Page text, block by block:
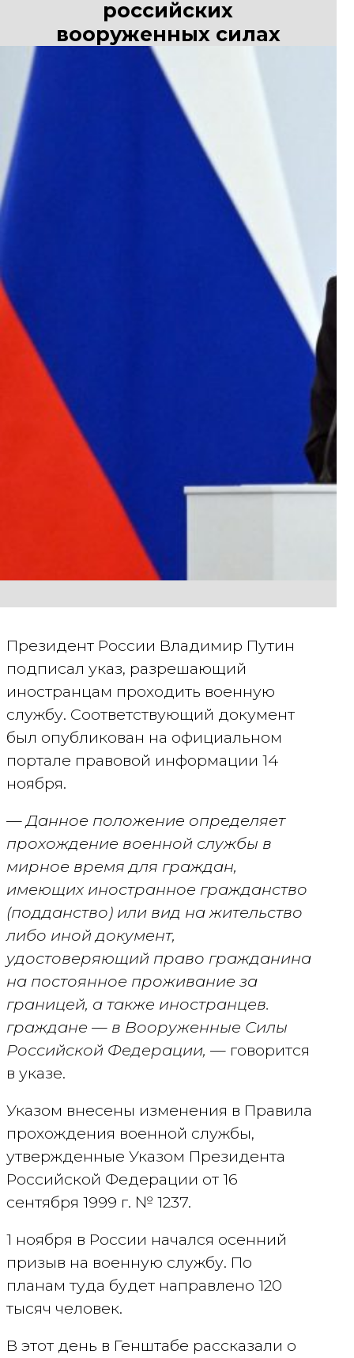
российских
вооруженных силах
Президент России Владимир Путин
подписал указ, разрешающий
иностранцам проходить военную
службу. Соответствующий документ
был опубликован на официальном
портале правовой информации 14
ноября.
— Данное положение определяет
прохождение военной службы в
мирное время для граждан,
имеющих иностранное гражданство
(подданство) или вид на жительство
либо иной документ,
удостоверяющий право гражданина
на постоянное проживание за
границей, а также иностранцев.
граждане — в Вооруженные Силы
Российской Федерации, — говорится
в указе.
Указом внесены изменения в Правила
прохождения военной службы,
утвержденные Указом Президента
Российской Федерации от 16
сентября 1999 г. № 1237.
1 ноября в России начался осенний
призыв на военную службу. По
планам туда будет направлено 120
тысяч человек.
В этот день в Генштабе рассказали о